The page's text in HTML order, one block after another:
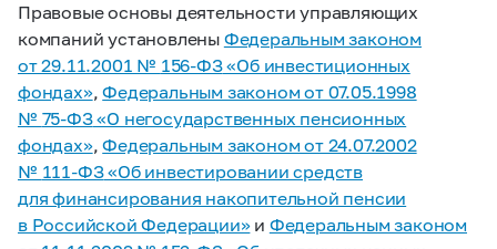
Правовые основы деятельности управляющих
компаний установлены Федеральным законом
от 29.11.2001 № 156-ФЗ«Об инвестиционных
фондах»,Федеральным законом от 07.05.1998
№ 75-ФЗ«О негосударственных пенсионных
фондах»,Федеральным законом от 24.07.2002
№ 111-ФЗ«Об инвестировании средств
для финансирования накопительной пенсии
в Российской Федерации»и Федеральным законом